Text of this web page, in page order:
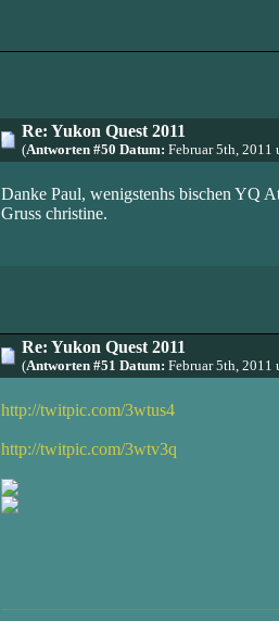
Re: Yukon Quest 2011
(Antworten #50 Datum: Februar 5th, 2011
Danke Paul, wenigstenhs bischen YQ
Gruss christine.
Re: Yukon Quest 2011
(Antworten #51 Datum: Februar 5th, 2011
http://twitpic.com/3wtus4
http://twitpic.com/3wtv3q